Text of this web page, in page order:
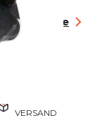
VERSAND